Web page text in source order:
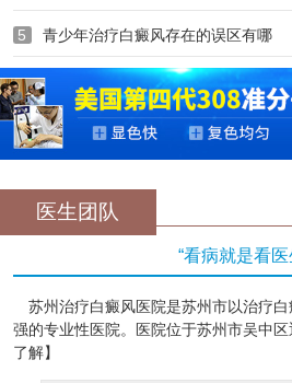
5 青少年治疗白癜风存在的误区有哪
医生团队
“看病就是看医
苏州治疗白癜风医院是苏州市以治疗
强的专业性医院。医院位于苏州市吴中
了解】